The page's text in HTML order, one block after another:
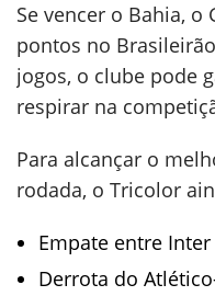
Se vencer o Bahia, o
pontos no
jogos, o clube pode
respirar na
Para alcançar o
rodada, o Tricolor
Empate entre Inter
Derrota do